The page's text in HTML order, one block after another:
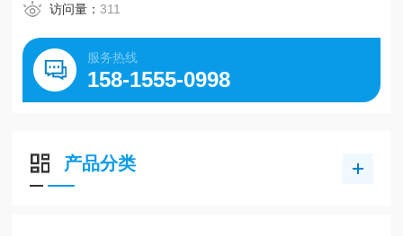
访问量：311
服务热线
158-1555-0998
产品分类